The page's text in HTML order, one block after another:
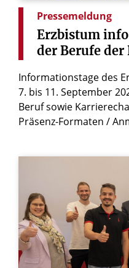
Pressemeldung
Erzbistum
der Berufe der
Informationstage des
7. bis 11. September
Beruf sowie
Präsenz-Formaten /